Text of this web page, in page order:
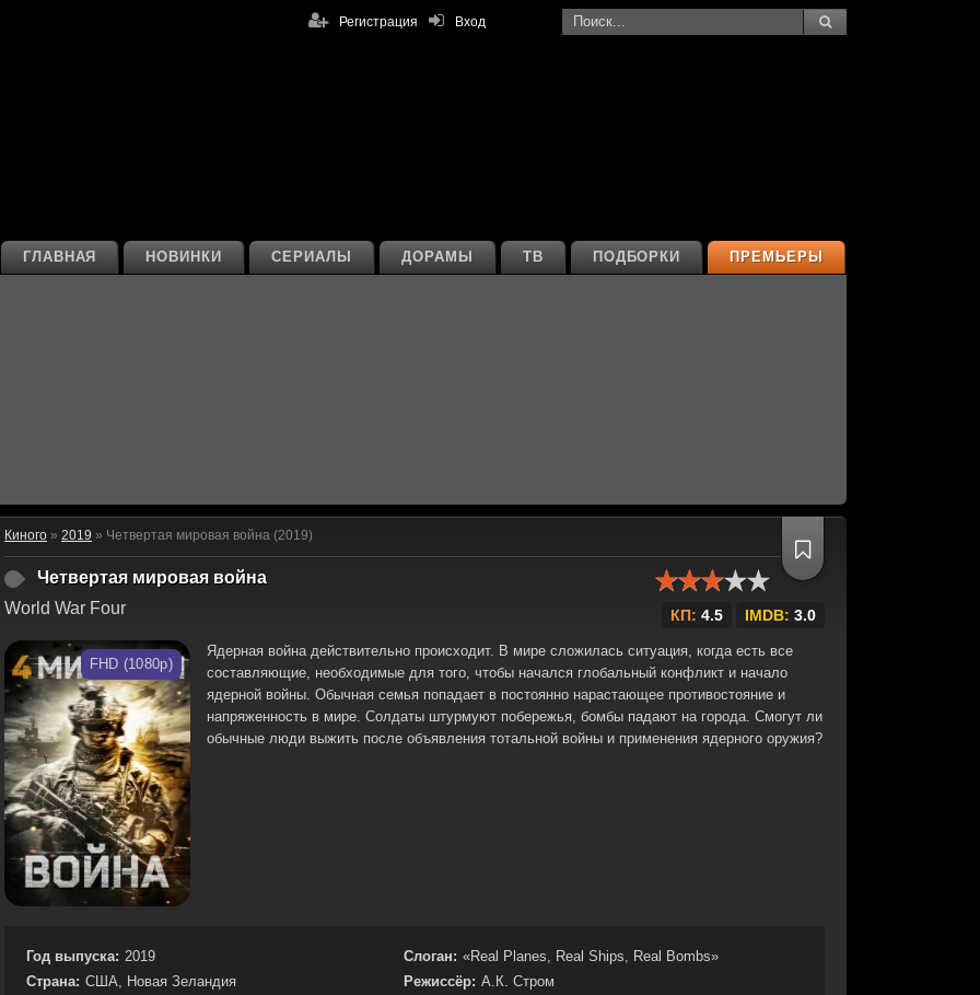
Вход
Регистрация
ПРЕМЬЕРЫ
ПОДБОРКИ
ТВ
ДОРАМЫ
СЕРИАЛЫ
НОВИНКИ
ГЛАВНАЯ
Киного » 2019 » Четвертая мировая война (2019)
Четвертая мировая война
World War Four
КП: 4.5 IMDB: 3.0
FHD (1080p)
Ядерная война действительно происходит. В мире сложилась ситуация, когда есть все
составляющие, необходимые для того, чтобы начался глобальный конфликт и начало
ядерной войны. Обычная семья попадает в постоянно нарастающее противостояние и
напряженность в мире. Солдаты штурмуют побережья, бомбы падают на города. Смогут ли
обычные люди выжить после объявления тотальной войны и применения ядерного оружия?
Год выпуска: 2019
Страна: США, Новая Зеландия
Слоган: «Real Planes, Real Ships, Real Bombs»
Режиссёр: А.К. Стром